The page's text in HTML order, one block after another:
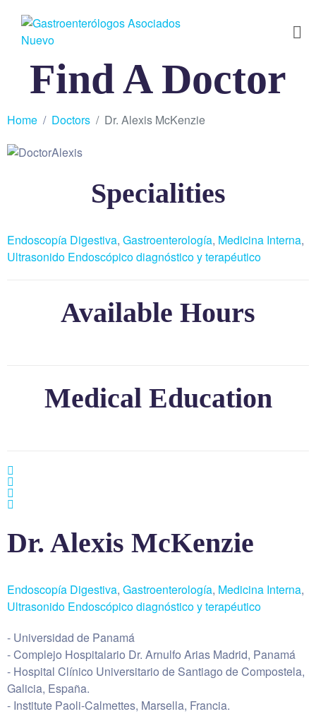
Find A Doctor
Home Doctors Dr. Alexis McKenzie
Specialities
Endoscopía Digestiva, Gastroenterología, Medicina Interna,
Ultrasonido Endoscópico diagnóstico y terapéutico
Available Hours
Medical Education
Dr. Alexis McKenzie
Endoscopía Digestiva, Gastroenterología, Medicina Interna,
Ultrasonido Endoscópico diagnóstico y terapéutico
- Universidad de Panamá
- Complejo Hospitalario Dr. Arnulfo Arias Madrid, Panamá
- Hospital Clínico Universitario de Santiago de Compostela,
Galicia, España.
- Institute Paoli-Calmettes, Marsella, Francia.